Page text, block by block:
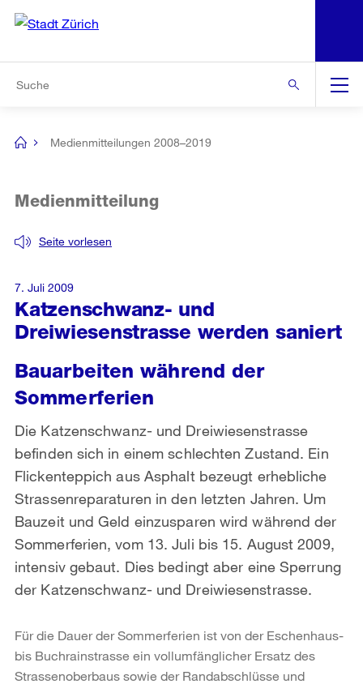
Navigation
[no
Medienmitteilungen 2008–2019
Katzenschwanz- und
Dreiwiesenstrasse werden saniert
Seite vorlesen
Medienmitteilung
Bauarbeiten während der
Sommerferien
Die Katzenschwanz- und Dreiwiesenstrasse
befinden sich in einem schlechten Zustand. Ein
Flickenteppich aus Asphalt bezeugt erhebliche
Strassenreparaturen in den letzten Jahren. Um
Bauzeit und Geld einzusparen wird während der
Sommerferien, vom 13. Juli bis 15. August 2009,
intensiv gebaut. Dies bedingt aber eine Sperrung
der Katzenschwanz- und Dreiwiesenstrasse.
7. Juli 2009
Für die Dauer der Sommerferien ist von der Eschenhaus-
bis Buchrainstrasse ein vollumfänglicher Ersatz des
Strassenoberbaus sowie der Randabschlüsse und